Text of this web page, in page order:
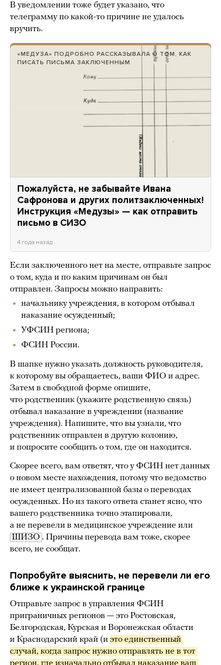
В уведомлении тоже будет указано, что
телеграмму по какой-то причине не удалось
вручить.
«МЕДУЗА» ПОДРОБНО РАССКАЗЫВАЛА О ТОМ, КАК
ПИСАТЬ ПИСЬМА ЗАКЛЮЧЕННЫМ
Пожалуйста, не забывайте Ивана
Сафронова и других политзаключенных!
Инструкция «Медузы» — как отправить
письмо в СИЗО
4 года назад
Если заключенного нет на месте, отправьте запрос
о том, куда и по каким причинам он был
отправлен. Запросы можно направить:
начальнику учреждения, в котором отбывал
наказание осужденный;
УФСИН региона;
ФСИН России.
В шапке нужно указать должность руководителя,
к которому вы обращаетесь, ваши ФИО и адрес.
Затем в свободной форме опишите,
что родственник (укажите родственную связь)
отбывал наказание в учреждении (название
учреждения). Напишите, что вы узнали, что
родственник отправлен в другую колонию,
и попросите сообщить о том, где он находится.
Скорее всего, вам ответят, что у ФСИН нет данных
о новом месте нахождения, потому что ведомство
не имеет централизованной базы о переводах
осужденных. Но из такого ответа станет ясно, что
вашего родственника точно этапировали,
а не перевели в медицинское учреждение или
ШИЗО . Причины перевода вам тоже, скорее
всего, не сообщат.
Попробуйте выяснить, не перевели ли его
ближе к украинской границе
Отправьте запрос в управления ФСИН
приграничных регионов — это Ростовская,
Белгородская, Курская и Воронежская области
и Краснодарский край (и это единственный
случай, когда запрос нужно отправлять не в тот